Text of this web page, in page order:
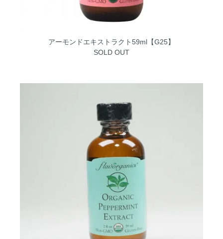
アーモンドエキストラクト59ml【G25】
SOLD OUT